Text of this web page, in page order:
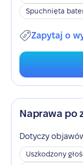
Spuchnięta
Zapytaj o
Naprawa po
Dotyczy
Uszkodzony